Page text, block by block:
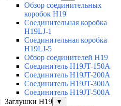
Обзор соединительных
коробок H19
Соединительная коробка
H19LJ-1
Соединительная коробка
H19LJ-5
Обзор соединителей H19
Соединитель H19JT-150A
Соединитель H19JT-200A
Соединитель H19JT-300A
Соединитель H19JT-500A
Заглушки H19
▼